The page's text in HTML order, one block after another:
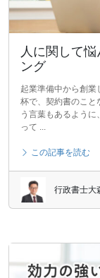
人に関して
ング
起業準備中から創
杯で、契約書のこと
う言葉もあるよう
って ...
この記事を読む
行政書士